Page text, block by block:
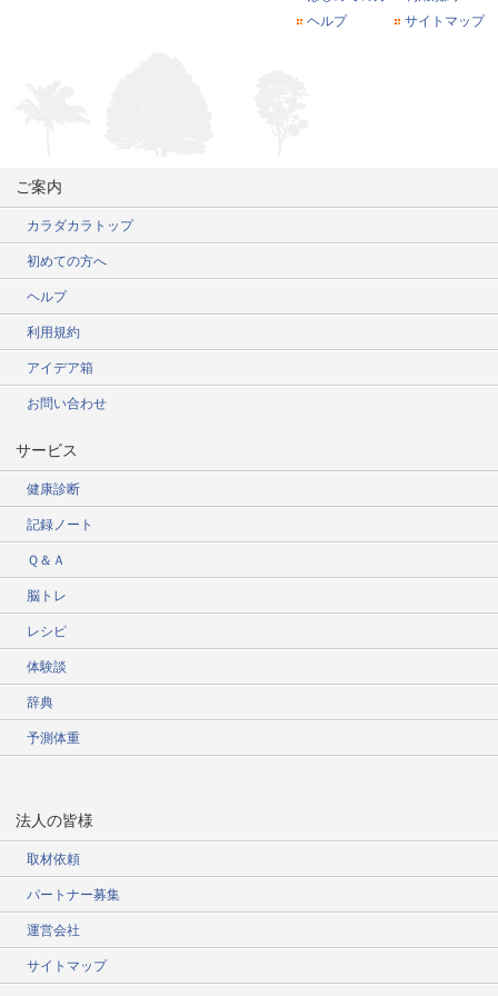
ヘルプ
サイトマップ
ご案内
カラダカラトップ
初めての方へ
ヘルプ
利用規約
アイデア箱
お問い合わせ
サービス
健康診断
記録ノート
Ｑ＆Ａ
脳トレ
レシピ
体験談
辞典
予測体重
法人の皆様
取材依頼
パートナー募集
運営会社
サイトマップ